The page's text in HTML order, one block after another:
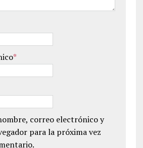
*
correo electrónico y
para la próxima vez